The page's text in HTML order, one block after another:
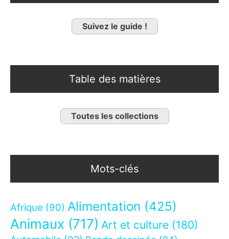
Suivez le guide !
Table des matières
Toutes les collections
Mots-clés
Afrique (90) Alimentation (425)
Animaux (717) Art et culture (180)